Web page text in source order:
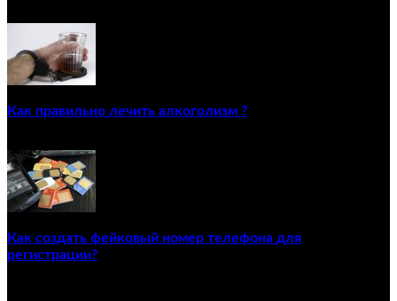
Как правильно лечить алкоголизм ?
Как создать фейковый номер телефона для
регистрации?